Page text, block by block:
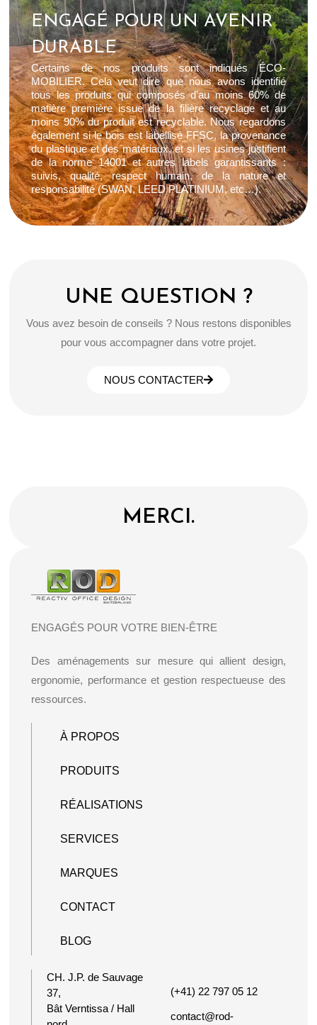
ENGAGÉ POUR UN AVENIR
DURABLE
Certains de nos produits sont indiqués ÉCO-
MOBILIER. Cela veut dire que nous avons identifié
tous les produits qui composés d’au moins 60% de
matière première issue de la filière recyclage et au
moins 90% du produit est recyclable. Nous regardons
également si le bois est labellisé FFSC, la provenance
du plastique et des matériaux, et si les usines justifient
de la norme 14001 et autres labels garantissants :
suivis, qualité, respect humain, de la nature et
responsabilité (SWAN, LEED PLATINIUM, etc…).
UNE QUESTION ?
Vous avez besoin de conseils ? Nous restons disponibles
pour vous accompagner dans votre projet.
NOUS CONTACTER
MERCI.
ENGAGÉS POUR VOTRE BIEN-ÊTRE
Des aménagements sur mesure qui allient design,
ergonomie, performance et gestion respectueuse des
ressources.
À PROPOS
PRODUITS
RÉALISATIONS
SERVICES
MARQUES
CONTACT
BLOG
CH. J.P. de Sauvage
37,
Bât Verntissa / Hall
(+41) 22 797 05 12
contact@rod-